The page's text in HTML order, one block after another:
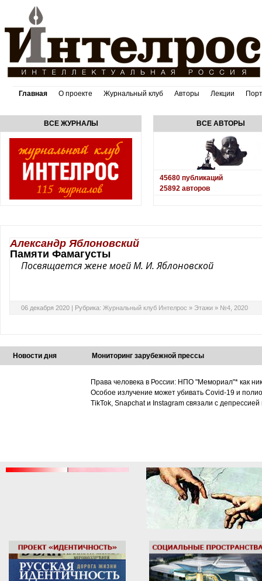
Главная О проекте Журнальный клуб Авторы Лекции
ВСЕ ЖУРНАЛЫ ВСЕ АВТОРЫ
45680 публикаций
25892 авторов
Александр Яблоновский
Памяти Фамагусты
Посвящается жене моей М. И. Яблоновской
06 декабря 2020 | Рубрика: Журнальный клуб Интелрос » Этажи » №4, 2020
Новости дня Мониторинг зарубежной прессы
Права человека в России: НПО "Мемориал"* как
Особое излучение может убивать Covid-19 и
TikTok, Snapchat и Instagram связали с